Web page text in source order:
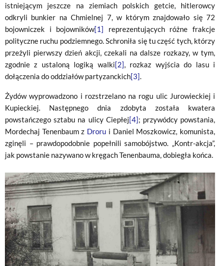
istniejącym jeszcze na ziemiach polskich getcie, hitlerowcy
odkryli bunkier na Chmielnej 7, w którym znajdowało się 72
bojowniczek i bojowników[1] reprezentujących różne frakcje
polityczne ruchu podziemnego. Schroniła się tu część tych, którzy
przeżyli pierwszy dzień akcji, czekali na dalsze rozkazy, w tym,
zgodnie z ustaloną logiką walki[2], rozkaz wyjścia do lasu i
dołączenia do oddziałów partyzanckich[3].
Żydów wyprowadzono i rozstrzelano na rogu ulic Jurowieckiej i
Kupieckiej. Następnego dnia zdobyta została kwatera
powstańczego sztabu na ulicy Ciepłej[4]; przywódcy powstania,
Mordechaj Tenenbaum z Droru i Daniel Moszkowicz, komunista,
zginęli – prawdopodobnie popełnili samobójstwo. „Kontr-akcja”,
jak powstanie nazywano w kręgach Tenenbauma, dobiegła końca.